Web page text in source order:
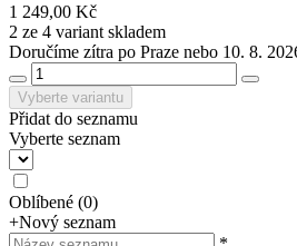
1 249,00 Kč
2 ze 4 variant skladem
Doručíme zítra po Praze nebo 10. 8.
Vyberte variantu
Přidat do seznamu
Vyberte seznam
Oblíbené (0)
+Nový seznam